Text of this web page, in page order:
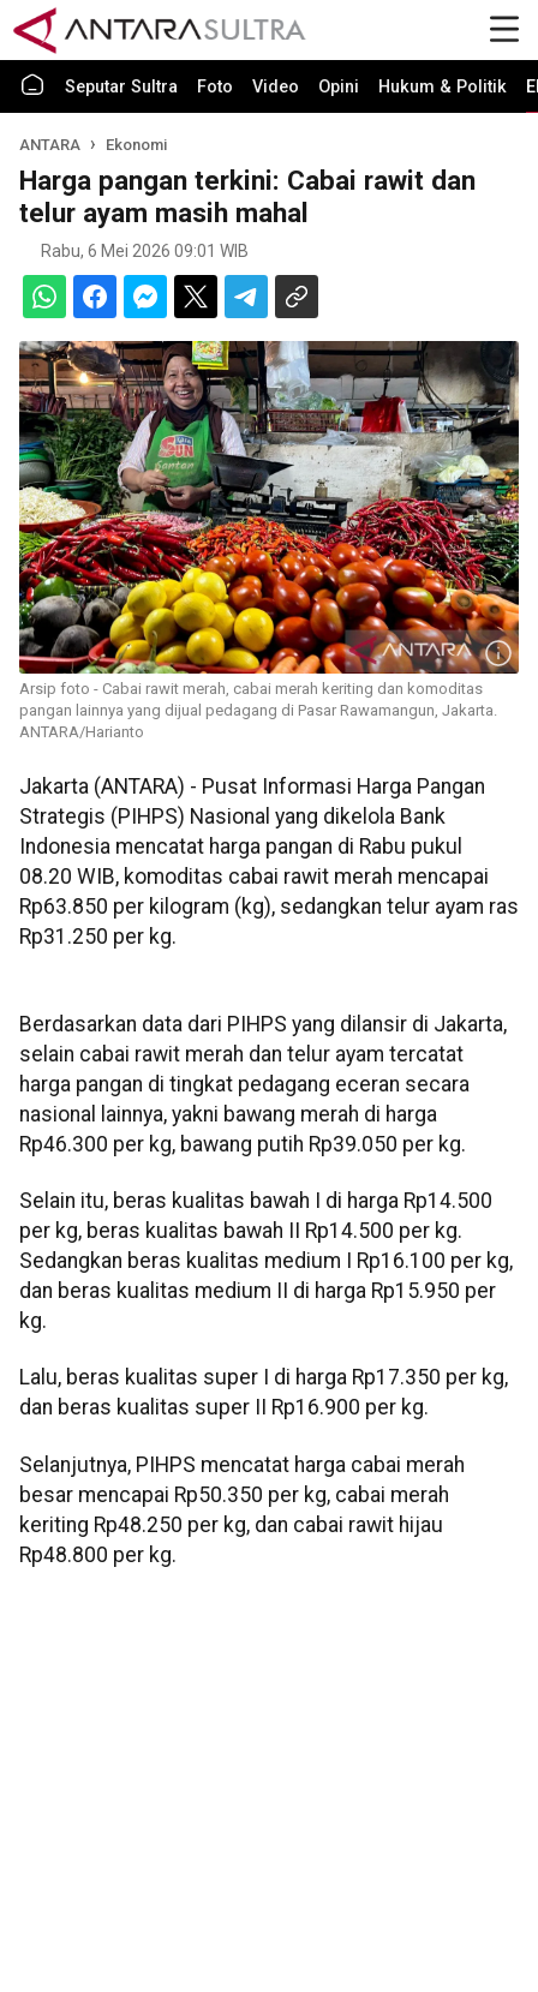
Seputar Sultra Foto Video Opini Hukum & Politik
ANTARA Ekonomi
Harga pangan terkini: Cabai rawit dan
telur ayam masih mahal
Rabu, 6 Mei 2026 09:01 WIB
Arsip foto - Cabai rawit merah, cabai merah keriting dan komoditas
pangan lainnya yang dijual pedagang di Pasar Rawamangun, Jakarta.
ANTARA/Harianto
Jakarta (ANTARA) - Pusat Informasi Harga Pangan
Strategis (PIHPS) Nasional yang dikelola Bank
Indonesia mencatat harga pangan di Rabu pukul
08.20 WIB, komoditas cabai rawit merah mencapai
Rp63.850 per kilogram (kg), sedangkan telur ayam ras
Rp31.250 per kg.
Berdasarkan data dari PIHPS yang dilansir di Jakarta,
selain cabai rawit merah dan telur ayam tercatat
harga pangan di tingkat pedagang eceran secara
nasional lainnya, yakni bawang merah di harga
Rp46.300 per kg, bawang putih Rp39.050 per kg.
Selain itu, beras kualitas bawah I di harga Rp14.500
per kg, beras kualitas bawah II Rp14.500 per kg.
Sedangkan beras kualitas medium I Rp16.100 per kg,
dan beras kualitas medium II di harga Rp15.950 per
kg.
Lalu, beras kualitas super I di harga Rp17.350 per kg,
dan beras kualitas super II Rp16.900 per kg.
Selanjutnya, PIHPS mencatat harga cabai merah
besar mencapai Rp50.350 per kg, cabai merah
keriting Rp48.250 per kg, dan cabai rawit hijau
Rp48.800 per kg.